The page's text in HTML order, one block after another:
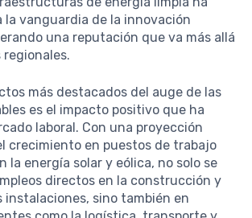
la vanguardia de la innovación
una reputación que va más allá
más destacados del auge de las
es el impacto positivo que ha
laboral. Con una proyección
crecimiento en puestos de trabajo
la energía solar y eólica, no solo se
directos en la construcción y
instalaciones, sino también en